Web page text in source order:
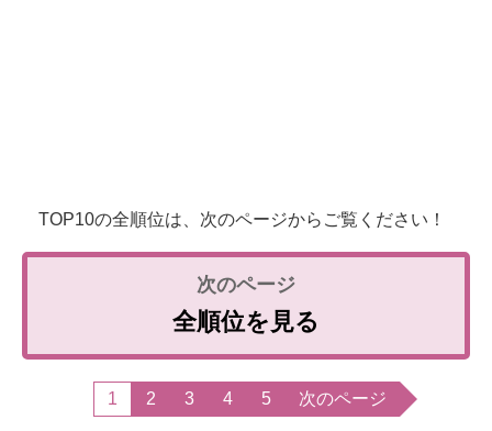
TOP10の全順位は、次のページからご覧ください！
全順位を見る
1 2 3 4 5 次のページ